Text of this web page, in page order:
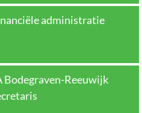
administratie
Bodegraven-Reeuwijk